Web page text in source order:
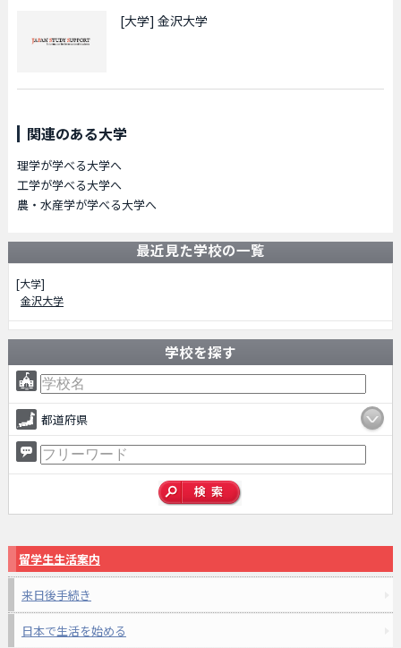
[大学] 金沢大学
関連のある大学
理学が学べる大学へ
工学が学べる大学へ
農・水産学が学べる大学へ
最近見た学校の一覧
[大学]
金沢大学
学校を探す
都道府県
留学生生活案内
来日後手続き
日本で生活を始める